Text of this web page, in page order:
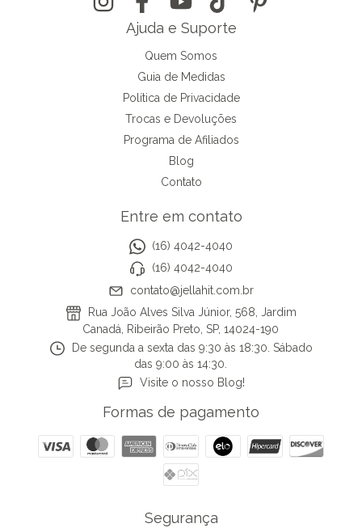
Ajuda e Suporte
Quem Somos
Guia de Medidas
Política de Privacidade
Trocas e Devoluções
Programa de Afiliados
Blog
Contato
Entre em contato
(16) 4042-4040
(16) 4042-4040
contato@jellahit.com.br
Rua João Alves Silva Júnior, 568, Jardim
Canadá, Ribeirão Preto, SP, 14024-190
De segunda a sexta das 9:30 às 18:30. Sábado
das 9:00 às 14:30.
Visite o nosso Blog!
Formas de pagamento
Segurança